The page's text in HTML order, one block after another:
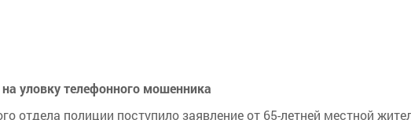
уловку телефонного мошенника
отдела полиции поступило заявление от 65-летней местной